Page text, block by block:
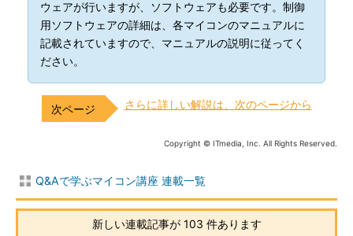
ウェアが行いますが、ソフトウェアも必要です。制御
用ソフトウェアの詳細は、各マイコンのマニュアルに
記載されていますので、マニュアルの説明に従ってく
ださい。
さらに詳しい解説は、次のページから
Copyright © ITmedia, Inc. All Rights Reserved.
Q&Aで学ぶマイコン講座 連載一覧
新しい連載記事が 103 件あります